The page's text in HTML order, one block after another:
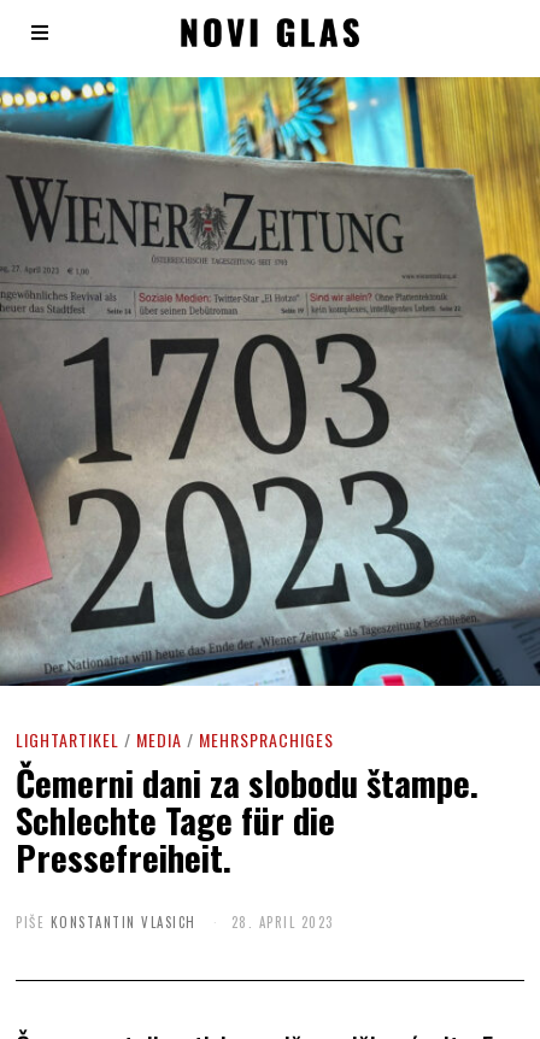
LIGHTARTIKEL / MEDIA / MEHRSPRACHIGES
Čemerni dani za slobodu štampe.
Schlechte Tage für die
Pressefreiheit.
PIŠE KONSTANTIN VLASICH 28. APRIL 2023